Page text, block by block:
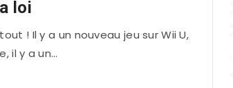
loi
! Il y a un nouveau jeu sur Wii U,
il y a un…